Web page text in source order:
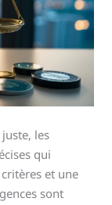
les
qui
et une
sont